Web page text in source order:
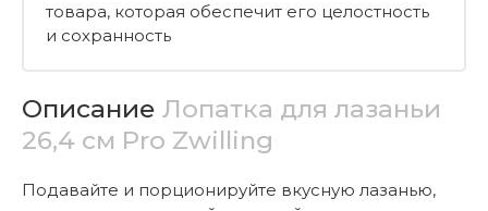
товара, которая обеспечит его целостность
и сохранность
Описание Лопатка для лазаньи
26,4 см Pro Zwilling
Подавайте и порционируйте вкусную лазанью,